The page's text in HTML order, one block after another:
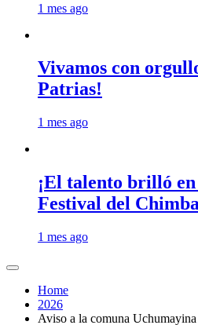
1 mes ago
Vivamos con
Patrias!
1 mes ago
¡El talento brilló
Festival del
1 mes ago
Home
2026
Aviso a la comuna Uchumayina